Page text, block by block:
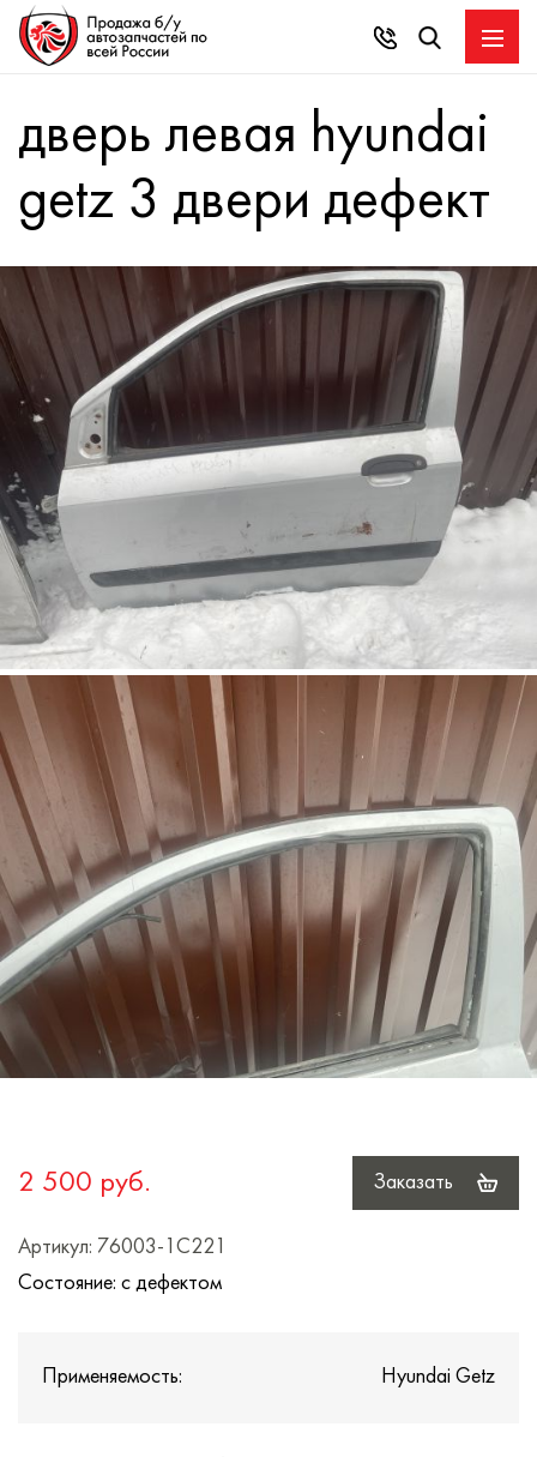
дверь левая hyundai
getz 3 двери дефект
2 500 руб. Заказать
Артикул: 76003-1C221
Состояние: с дефектом
Применяемость: Hyundai Getz